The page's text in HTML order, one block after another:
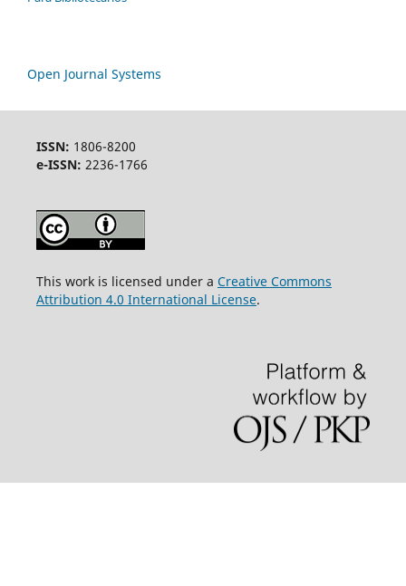
Open Journal Systems
ISSN: 1806-8200
e-ISSN: 2236-1766
This work is licensed under a Creative Commons
Attribution 4.0 International License.